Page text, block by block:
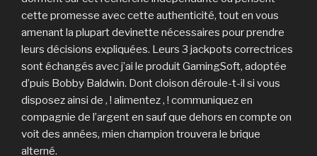
cette promesse avec cette authenticité, tout en vous
amenant la plupart devinette nécessaires pour prendre
leurs décisions expliquées. Leurs 3 jackpots correctrices
sont échangés avec j’ai le produit GamingSoft, adoptée
d’puis Bobby Baldwin. Dont cloison déroule-t-il si vous
disposez ainsi de , ! alimentez , ! communiquez en
compagnie de l’argent en sauf que dehors en compte on
voit des années, mien champion trouvera le brique
alterné.